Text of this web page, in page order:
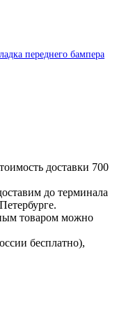
переднего бампера
доставки 700
до терминала
товаром можно
бесплатно),